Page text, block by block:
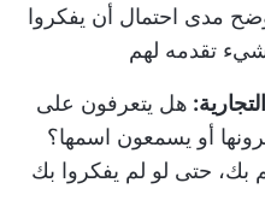
مدى احتمال أن يفكروا
تقدمه لهم
هل يتعرفون على
أو يسمعون اسمها؟
حتى لو لم يفكروا بك